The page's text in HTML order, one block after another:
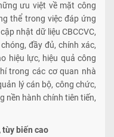
ưu việt về mặt công
thể trong việc đáp ứng
nhật dữ liệu CBCCVC,
đầy đủ, chính xác,
hiệu lực, hiệu quả công
trong các cơ quan nhà
lý cán bộ, công chức,
nền hành chính tiên tiến,
tùy biến cao